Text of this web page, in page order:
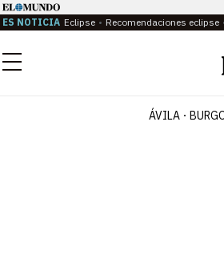
ES NOTICIA Eclipse Recomendaciones eclipse
Menú
ÁVILA